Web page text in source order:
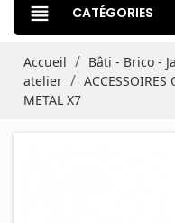
view_headline CATÉGORIES
Accueil Bâti - Brico -
atelier
ACCESSOIRES
METAL X7